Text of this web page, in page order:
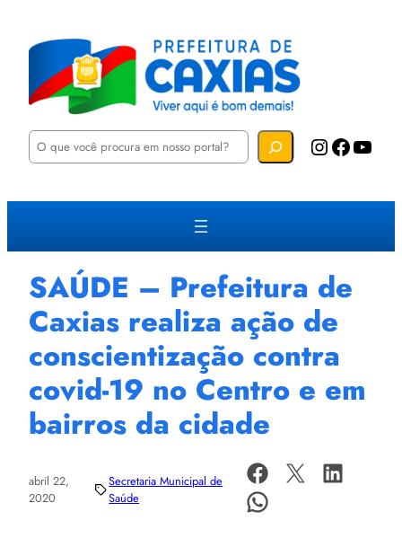
P
u
a
Instagram Facebook YouTube
SAÚDE – Prefeitura de
Caxias realiza ação de
conscientização contra
covid-19 no Centro e em
bairros da cidade
abril 22,
2020
Secretaria Municipal de
Saúde